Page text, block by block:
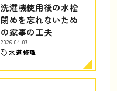
洗濯機使用後の水栓
閉めを忘れないため
の家事の工夫
2026.04.07
水道修理